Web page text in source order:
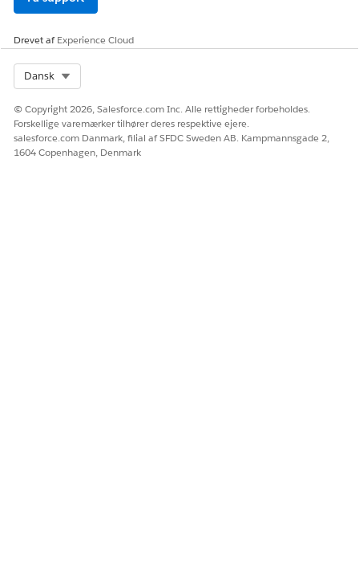
Drevet afExperience Cloud
Dansk
© Copyright 2026, Salesforce.com Inc. Alle rettigheder forbeholdes.
Forskellige varemærker tilhører deres respektive ejere.
salesforce.com Danmark, filial af SFDC Sweden AB. Kampmannsgade 2,
1604 Copenhagen, Denmark